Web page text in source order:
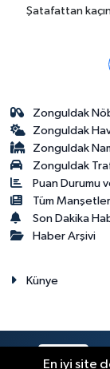
Şatafattan
Zonguldak
Zonguldak
Zonguldak
Zonguldak
Puan Durumu
Tüm Manşetler
Son Dakika
Haber Arşivi
Künye
En iyi site